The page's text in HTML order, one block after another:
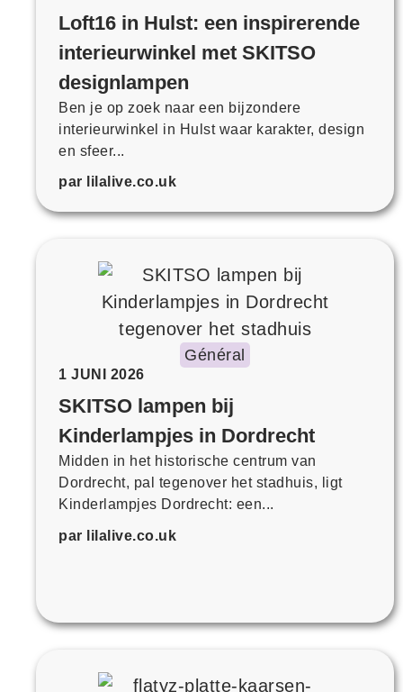
Loft16 in Hulst: een inspirerende
interieurwinkel met SKITSO
designlampen
Ben je op zoek naar een bijzondere
interieurwinkel in Hulst waar karakter, design
en sfeer...
par lilalive.co.uk
Général
1 JUNI 2026
SKITSO lampen bij
Kinderlampjes in Dordrecht
Midden in het historische centrum van
Dordrecht, pal tegenover het stadhuis, ligt
Kinderlampjes Dordrecht: een...
par lilalive.co.uk